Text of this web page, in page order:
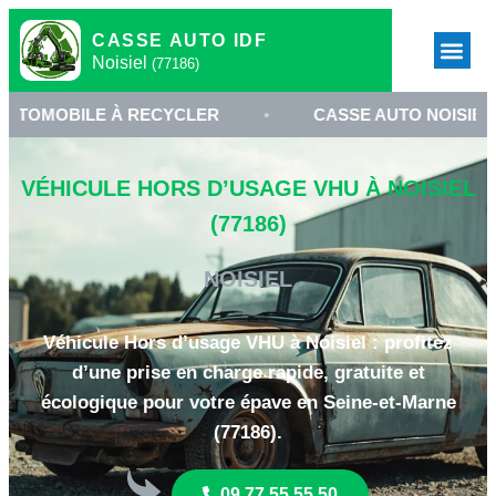
CASSE AUTO IDF
Noisiel (77186)
À RECYCLER • CASSE AUTO NOISIEL 77 •
VÉHICULE HORS D’USAGE VHU À NOISIEL
(77186)
NOISIEL
Véhicule Hors d’usage VHU à Noisiel : profitez
d’une prise en charge rapide, gratuite et
écologique pour votre épave en Seine-et-Marne
(77186).